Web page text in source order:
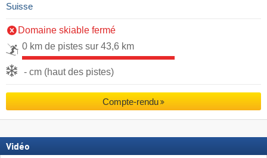
Suisse
Domaine skiable fermé
0 km de pistes sur 43,6 km
- cm (haut des pistes)
Compte-rendu
Vidéo